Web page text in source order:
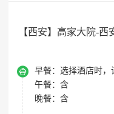
【西安】高家大院-
 早餐： 选择酒店时，
午餐： 含
晚餐： 含